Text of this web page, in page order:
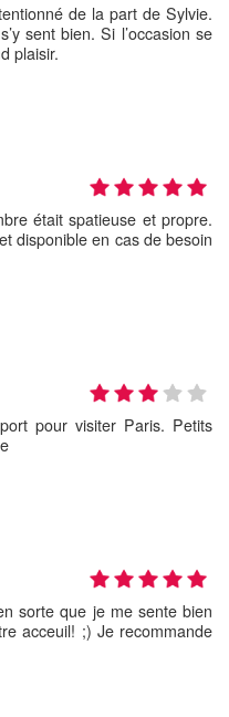
de la part de Sylvie.
sent bien. Si l’occasion se
plaisir.
était spatieuse et propre.
disponible en cas de besoin
pour visiter Paris. Petits
sorte que je me sente bien
acceuil! ;) Je recommande